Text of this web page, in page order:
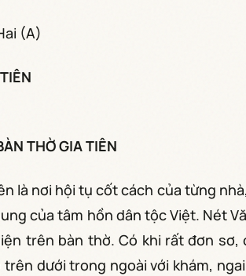
(A)
THỜ GIA TIÊN
là nơi hội tụ cốt cách của từng
của tâm hồn dân tộc Việt. Nét
trên bàn thờ. Có khi rất đơn
dưới trong ngoài với khám,